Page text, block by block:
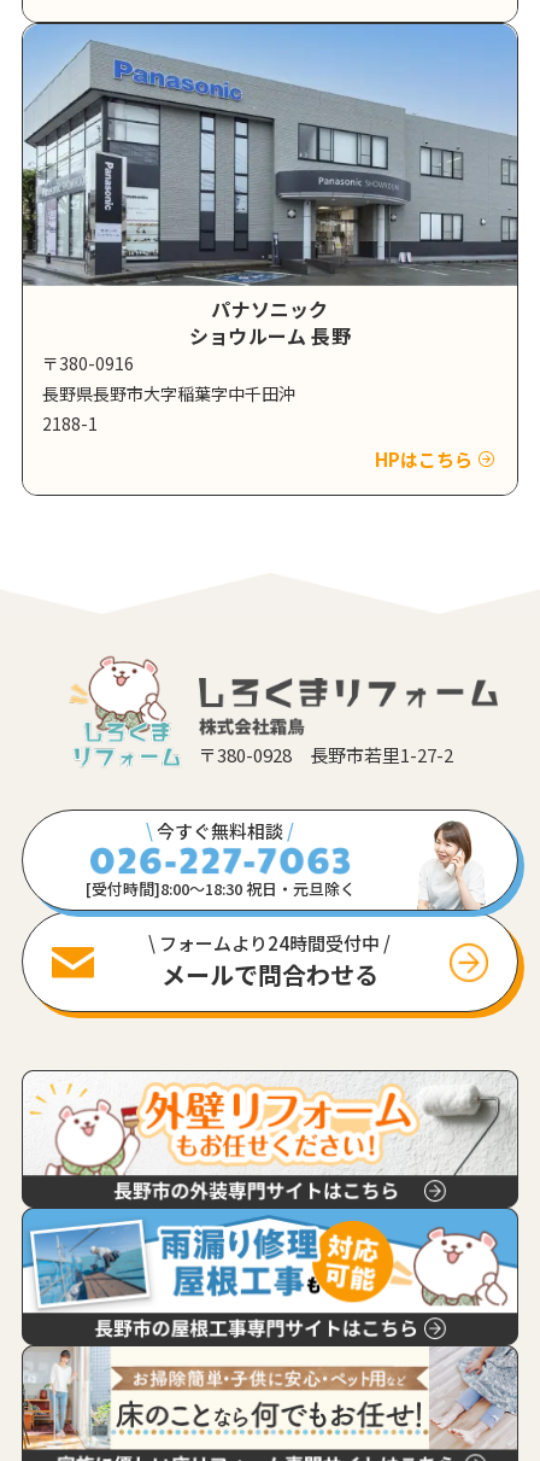
パナソニック
ショウルーム 長野
〒380-0916
長野県長野市大字稲葉字中千田沖
2188-1
HPはこちら
〒380-0928 長野市若里1-27-2
\今すぐ無料相談 /
[受付時間]8:00〜18:30 祝日・元旦除く
\ フォームより24時間受付中 /
メールで問合わせる